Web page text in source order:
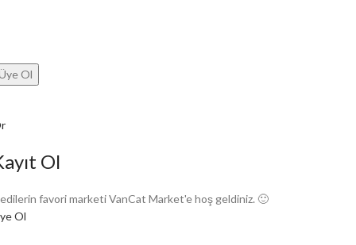
Ol
Ol
favori marketi VanCat Market'e hoş geldiniz. 🙂
Ol